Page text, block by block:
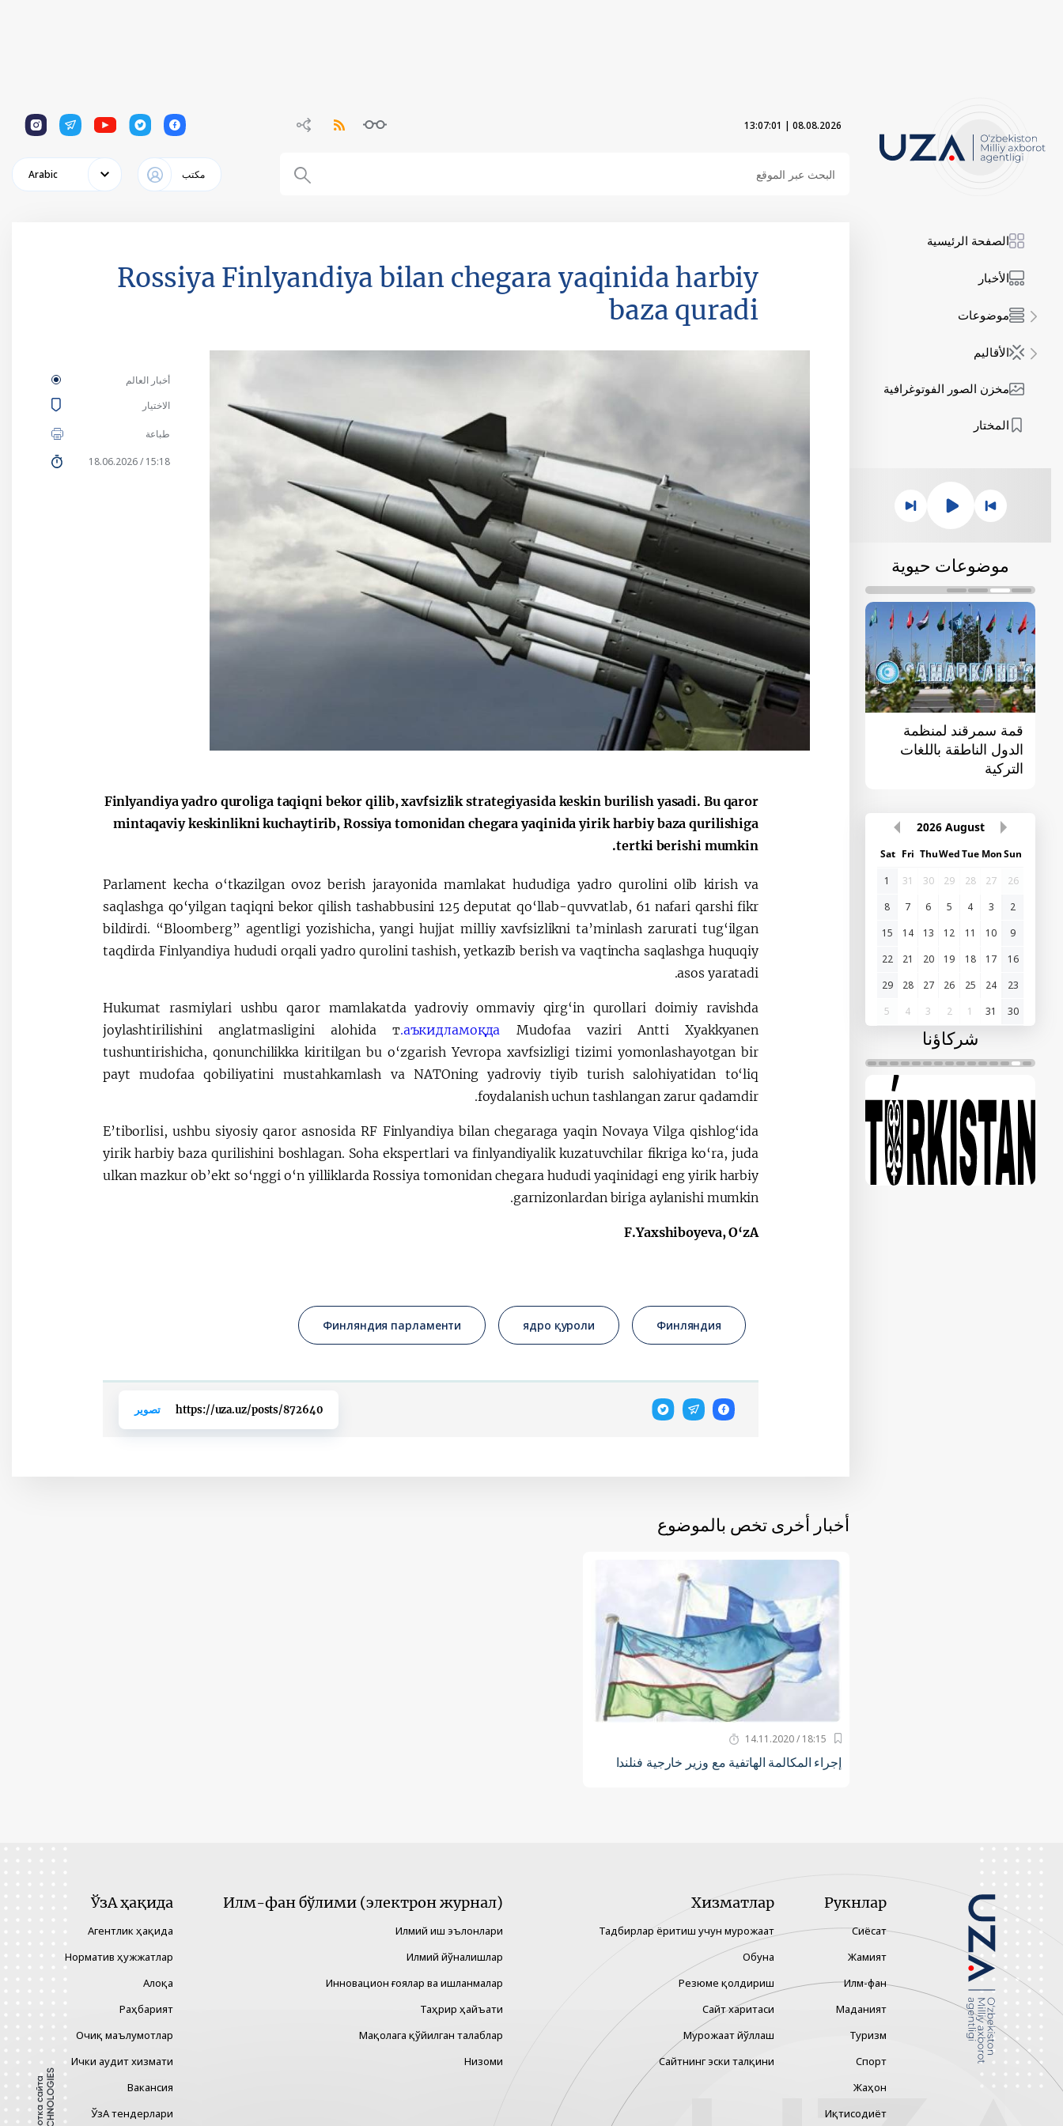
08.08.2026
|
13:07:01
1
1
1
1
1
مكتب Arabic
الصفحة الرئيسية
الأخبار
موضوعات
الأقاليم
مخزن الصور الفوتوغرافية
المختار
موضوعات حيوية
قمة سمرقند لمنظمة
الدول الناطقة باللغات
التركية
القمة الأولى "آسيا
الوسطى - الصين"
الإصلاحات الدستورية
August
2026
Sun
Mon
Tue
Wed
Thu
Fri
Sat
26
27
28
29
30
31
1
2
3
4
5
6
7
8
9
10
11
12
13
14
15
16
17
18
19
20
21
22
23
24
25
26
27
28
29
30
31
1
2
3
4
5
شركاؤنا
Rossiya Finlyandiya bilan chegara yaqinida harbiy
baza quradi
أخبار العالم
الاختيار
طباعة
15:18 / 18.06.2026
Finlyandiya yadro quroliga taqiqni bekor qilib, xavfsizlik strategiyasida keskin burilish yasadi. Bu qaror
mintaqaviy keskinlikni kuchaytirib, Rossiya tomonidan chegara yaqinida yirik harbiy baza qurilishiga
tertki berishi mumkin.
Parlament kecha o‘tkazilgan ovoz berish jarayonida mamlakat hududiga yadro qurolini olib kirish va
saqlashga qo‘yilgan taqiqni bekor qilish tashabbusini 125 deputat qo‘llab-quvvatlab, 61 nafari qarshi fikr
bildirdi. “Bloomberg” agentligi yozishicha, yangi hujjat milliy xavfsizlikni ta’minlash zarurati tug‘ilgan
taqdirda Finlyandiya hududi orqali yadro qurolini tashish, yetkazib berish va vaqtincha saqlashga huquqiy
asos yaratadi.
Hukumat rasmiylari ushbu qaror mamlakatda yadroviy ommaviy qirg‘in qurollari doimiy ravishda
joylashtirilishini anglatmasligini alohida т аъкидламоқда. Mudofaa vaziri Antti Xyakkyanen
tushuntirishicha, qonunchilikka kiritilgan bu o‘zgarish Yevropa xavfsizligi tizimi yomonlashayotgan bir
payt mudofaa qobiliyatini mustahkamlash va NATOning yadroviy tiyib turish salohiyatidan to‘liq
foydalanish uchun tashlangan zarur qadamdir.
E’tiborlisi, ushbu siyosiy qaror asnosida RF Finlyandiya bilan chegaraga yaqin Novaya Vilga qishlog‘ida
yirik harbiy baza qurilishini boshlagan. Soha ekspertlari va finlyandiyalik kuzatuvchilar fikriga ko‘ra, juda
ulkan mazkur ob’ekt so‘nggi o‘n yilliklarda Rossiya tomonidan chegara hududi yaqinidagi eng yirik harbiy
garnizonlardan biriga aylanishi mumkin.
F.Yaxshiboyeva, O‘zA
Финляндия
ядро қуроли
Финляндия парламенти
https://uza.uz/posts/872640 تصوير
أخبار أخرى تخص بالموضوع
18:15 / 14.11.2020
إجراء المكالمة الهاتفية مع وزير خارجية فنلندا
Рукнлар
Сиёсат
Жамият
Илм-фан
Маданият
Туризм
Спорт
Жаҳон
Иқтисодиёт
Хизматлар
Тадбирлар ёритиш учун мурожаат
Обуна
Резюме қолдириш
Сайт харитаси
Мурожаат йўллаш
Сайтнинг эски талқини
Илм-фан бўлими (электрон журнал)
Илмий иш эълонлари
Илмий йўналишлар
Инновацион ғоялар ва ишланмалар
Таҳрир ҳайъати
Мақолага қўйилган талаблар
Низоми
ЎзА ҳақида
Агентлик ҳақида
Норматив ҳужжатлар
Алоқа
Раҳбарият
Очиқ маълумотлар
Ички аудит хизмати
Вакансия
ЎзА тендерлари